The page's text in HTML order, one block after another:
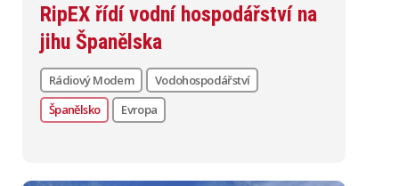
RipEX řídí vodní hospodářství na
jihu Španělska
Rádiový Modem
Vodohospodářství
Španělsko
Evropa